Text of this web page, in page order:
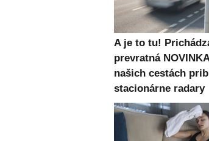
A je to tu!
prevratná
našich cestách
stacionárne radary